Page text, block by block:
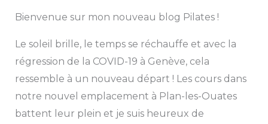
Bienvenue sur mon nouveau blog Pilates !
Le soleil brille, le temps se réchauffe et avec la
régression de la COVID-19 à Genève, cela
ressemble à un nouveau départ ! Les cours dans
notre nouvel emplacement à Plan-les-Ouates
battent leur plein et je suis heureux de